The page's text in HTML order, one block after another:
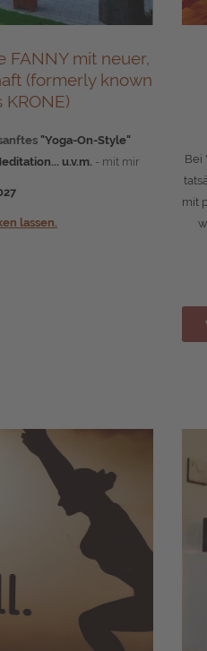
FANNY mit neuer,
(formerly known
anftes "Yoga-On-Style"
u.v.m. - mit mir
lassen.
Bei
mit